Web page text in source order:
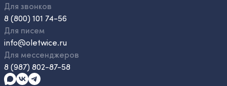
Для звонков
8 (800) 101 74-56
Для писем
info@oletwice.ru
Для мессенджеров
8 (987) 802-87-58